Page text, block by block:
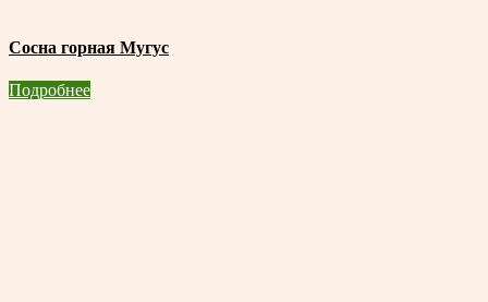
Сосна горная Мугус
Подробнее